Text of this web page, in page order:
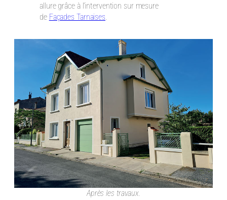
allure grâce à l’intervention sur mesure
de Façades Tarnaises
Après les travaux.